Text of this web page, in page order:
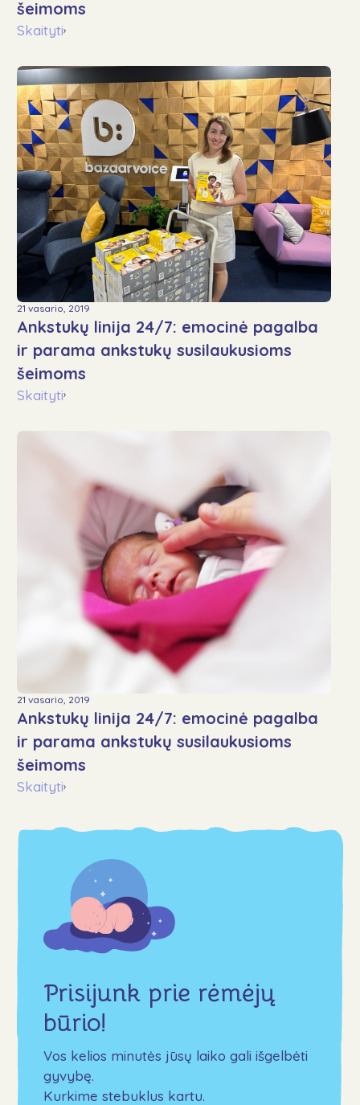
šeimoms
Skaityti›
21 vasario, 2019
Ankstukų linija 24/7: emocinė pagalba
ir parama ankstukų susilaukusioms
šeimoms
Skaityti›
21 vasario, 2019
Ankstukų linija 24/7: emocinė pagalba
ir parama ankstukų susilaukusioms
šeimoms
Skaityti›
Prisijunk prie rėmėjų
būrio!
Vos kelios minutės jūsų laiko gali išgelbėti
gyvybę.
Kurkime stebuklus kartu.